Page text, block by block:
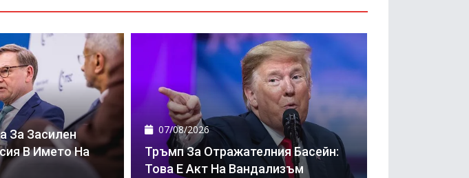
За Засилен
В Името На
07/08/2026
Тръмп За Отражателния Басейн:
Това Е Акт На Вандализъм